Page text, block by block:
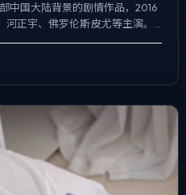
中国大陆背景的剧情作品，2016
正宇、佛罗伦斯·皮尤等主演。
贯穿全片...